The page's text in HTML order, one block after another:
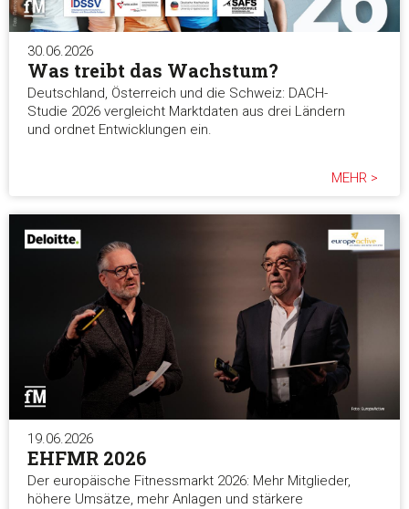
30.06.2026
Was treibt das Wachstum?
Deutschland, Österreich und die Schweiz: DACH-
Studie 2026 vergleicht Marktdaten aus drei Ländern
und ordnet Entwicklungen ein.
MEHR >
19.06.2026
EHFMR 2026
Der europäische Fitnessmarkt 2026: Mehr Mitglieder,
höhere Umsätze, mehr Anlagen und stärkere